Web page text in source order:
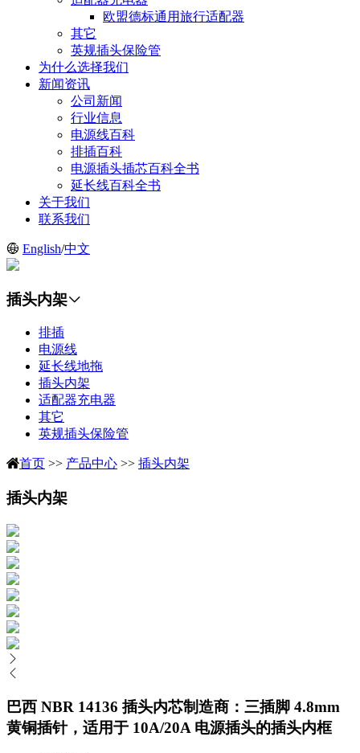
欧盟德标通用旅行适配器
其它
英规插头保险管
为什么选择我们
新闻资讯
公司新闻
行业信息
电源线百科
排插百科
电源插头插芯百科全书
延长线百科全书
关于我们
联系我们
English/中文
插头内架
排插
电源线
延长线地拖
插头内架
适配器充电器
其它
英规插头保险管
首页 >> 产品中心 >> 插头内架
插头内架
巴西 NBR 14136 插头内芯制造商：三插脚 4.8mm
黄铜插针，适用于 10A/20A 电源插头的插头内框